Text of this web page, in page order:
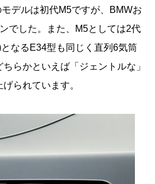
デルは初代M5ですが、BMWお
でした。また、M5としては2代
なるE34型も同じく直列6気筒
らかといえば「ジェントルな」
られています。